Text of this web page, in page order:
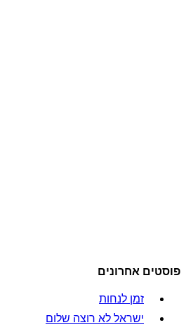
פוסטים אחרונים
זמן לנחות
ישראל לא רוצה שלום